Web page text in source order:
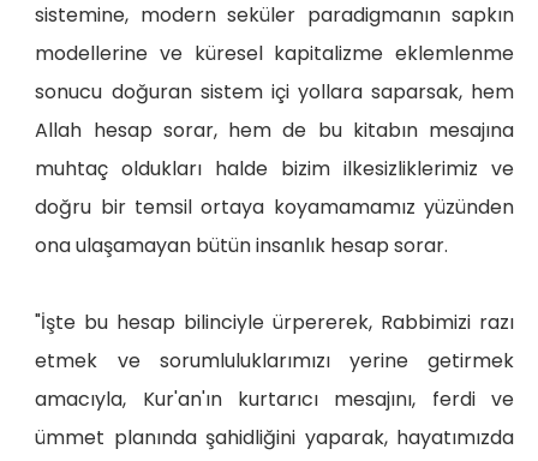
sistemine, modern seküler paradigmanın sapkın
modellerine ve küresel kapitalizme eklemlenme
sonucu doğuran sistem içi yollara saparsak, hem
Allah hesap sorar, hem de bu kitabın mesajına
muhtaç oldukları halde bizim ilkesizliklerimiz ve
doğru bir temsil ortaya koyamamamız yüzünden
ona ulaşamayan bütün insanlık hesap sorar.
"İşte bu hesap bilinciyle ürpererek, Rabbimizi razı
etmek ve sorumluluklarımızı yerine getirmek
amacıyla, Kur'an'ın kurtarıcı mesajını, ferdi ve
ümmet planında şahidliğini yaparak, hayatımızda